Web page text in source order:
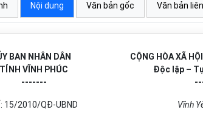
Nội dung Văn bản gốc Văn bản
BAN NHÂN DÂN
TỈNH VĨNH PHÚC
-------
CỘNG HÒA XÃ
Độc lập –
15/2010/QĐ-UBND Vĩnh